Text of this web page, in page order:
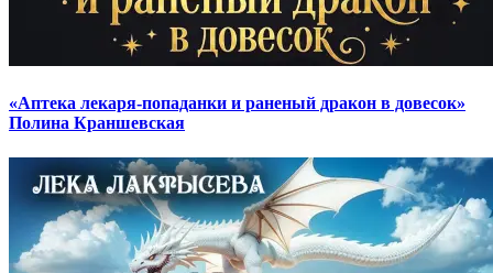
«Аптека лекаря-попаданки и раненый дракон в довесок»
Полина Краншевская